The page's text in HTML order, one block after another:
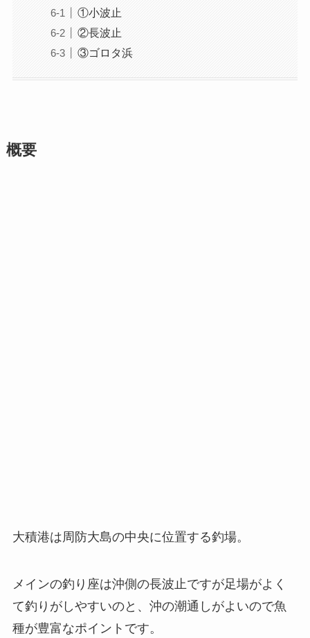
①小波止
②長波止
③ゴロタ浜
概要
大積港は周防大島の中央に位置する釣場。
メインの釣り座は沖側の長波止ですが足場がよく
て釣りがしやすいのと、沖の潮通しがよいので魚
種が豊富なポイントです。